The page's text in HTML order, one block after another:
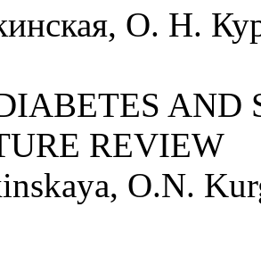
О. Н.
AND
REVIEW
О.N.